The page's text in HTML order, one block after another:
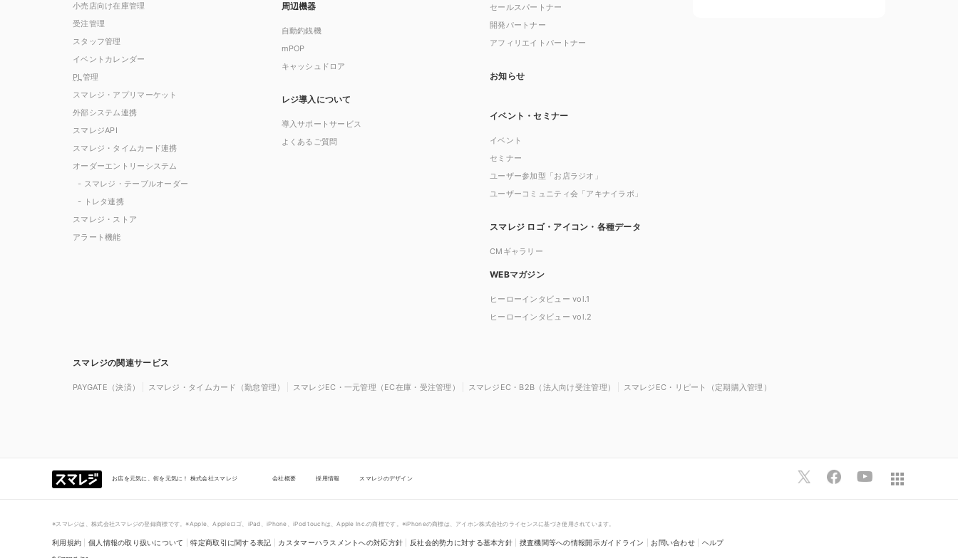
小売店向け在庫管理
受注管理
スタッフ管理
イベントカレンダー
PL管理
スマレジ・アプリマーケット
外部システム連携
スマレジAPI
スマレジ・タイムカード連携
オーダーエントリーシステム
- スマレジ・テーブルオーダー
- トレタ連携
スマレジ・ストア
アラート機能
周辺機器
自動釣銭機
mPOP
キャッシュドロア
レジ導入について
導入サポートサービス
よくあるご質問
セールスパートナー
開発パートナー
アフィリエイトパートナー
お知らせ
イベント・セミナー
イベント
セミナー
ユーザー参加型「お店ラジオ」
ユーザーコミュニティ会「アキナイラボ」
スマレジ ロゴ・アイコン・各種データ
CMギャラリー
WEBマガジン
ヒーローインタビュー vol.1
ヒーローインタビュー vol.2
スマレジの関連サービス
PAYGATE（決済） スマレジ・タイムカード（勤怠管理） スマレジEC・一元管理（EC在庫・受注管理） スマレジEC・B2B（法人向け受注管理） スマレジEC・リピート（定期購入管理）
お店を元気に、街を元気に！ 株式会社スマレジ 会社概要 採用情報 スマレジのデザイン
※スマレジは、株式会社スマレジの登録商標です。※Apple、Appleロゴ、iPad、iPhone、iPod touchは、Apple Inc.の商標です。※iPhoneの商標は、アイホン株式会社のライセンスに基づき使用されています。
利用規約 個人情報の取り扱いについて |特定商取引に関する表記 カスタマーハラスメントへの対応方針 反社会的勢力に対する基本方針| 捜査機関等への情報開示ガイドライン お問い合わせ ヘルプ